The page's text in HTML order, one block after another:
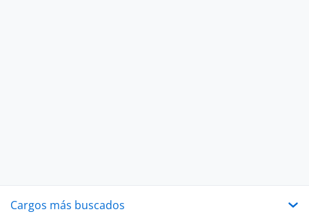
Cargos más buscados